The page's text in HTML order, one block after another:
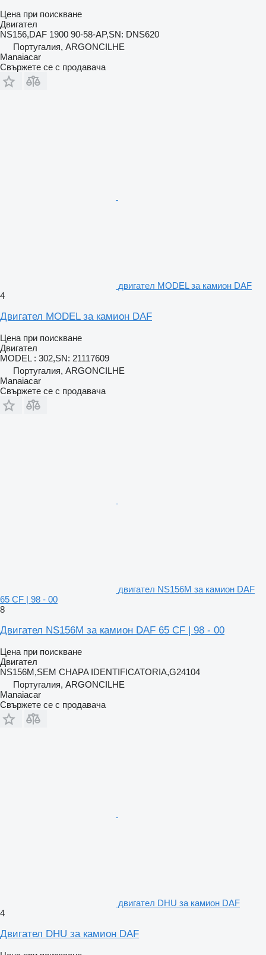
Цена при поискване
Двигател
NS156,DAF 1900 90-58-AP,SN: DNS620
Португалия, ARGONCILHE
Manaiacar
Свържете се с продавача
двигател MODEL за камион DAF
4
Двигател MODEL за камион DAF
Цена при поискване
Двигател
MODEL : 302,SN: 21117609
Португалия, ARGONCILHE
Manaiacar
Свържете се с продавача
двигател NS156M за камион DAF
65 CF | 98 - 00
8
Двигател NS156M за камион DAF 65 CF | 98 - 00
Цена при поискване
Двигател
NS156M,SEM CHAPA IDENTIFICATORIA,G24104
Португалия, ARGONCILHE
Manaiacar
Свържете се с продавача
двигател DHU за камион DAF
4
Двигател DHU за камион DAF